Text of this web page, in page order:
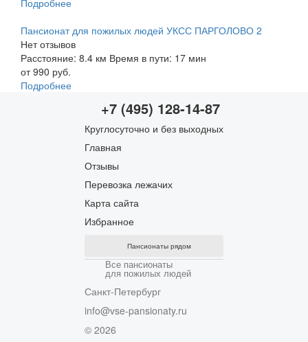
Пансионат для пожилых людей УКСС ПАРГОЛОВО 2
Нет отзывов
Расстояние: 8.4 км Время в пути: 17 мин
от 990 руб.
Подробнее
+7 (495) 128-14-87
Круглосуточно и без выходных
Главная
Отзывы
Перевозка лежачих
Карта сайта
Избранное
Пансионаты рядом
Все пансионаты
для пожилых людей
Санкт-Петербург
info@vse-pansionaty.ru
© 2026